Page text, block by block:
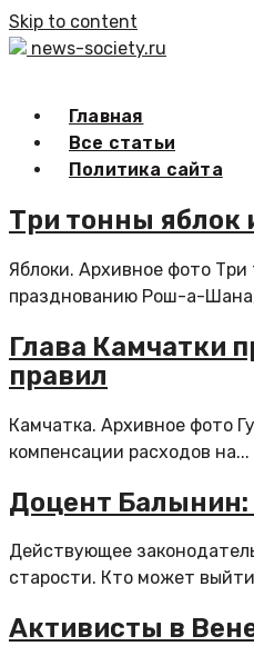
Skip to content
news-society.ru
Главная
Все статьи
Политика сайта
Три тонны яблок
Яблоки. Архивное фото
празднованию Рош-а-
Глава Камчатки
правил
Камчатка. Архивное фото
компенсации расходов на...
Доцент Балынин:
Действующее
старости. Кто может
Активисты в